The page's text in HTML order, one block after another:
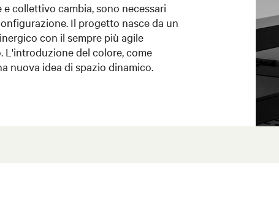
collettivo cambia, sono necessari
Il progetto nasce da un
con il sempre più agile
L'introduzione del colore, come
nuova idea di spazio dinamico.